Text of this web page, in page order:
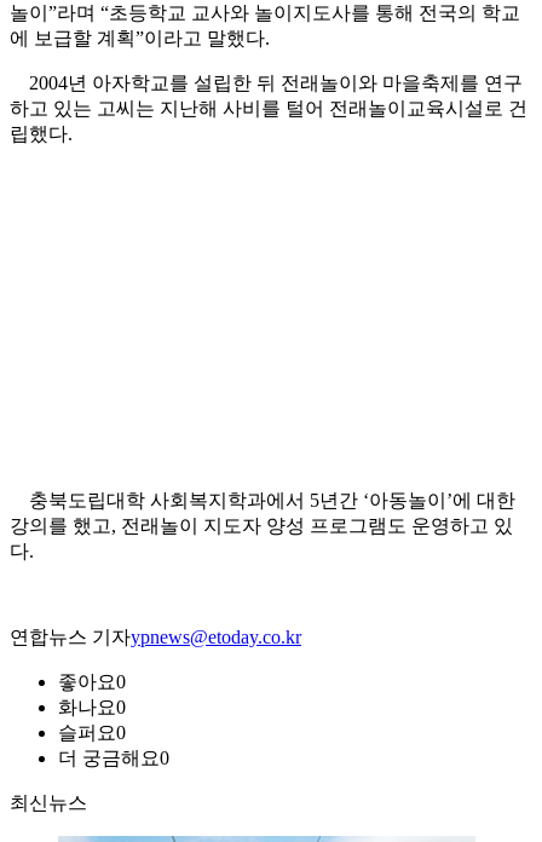
놀이”라며 “초등학교 교사와 놀이지도사를 통해 전국의 학교
에 보급할 계획”이라고 말했다.
2004년 아자학교를 설립한 뒤 전래놀이와 마을축제를 연구
하고 있는 고씨는 지난해 사비를 털어 전래놀이교육시설로 건
립했다.
충북도립대학 사회복지학과에서 5년간 ‘아동놀이’에 대한
강의를 했고, 전래놀이 지도자 양성 프로그램도 운영하고 있
다.
연합뉴스 기자ypnews@etoday.co.kr
좋아요0
화나요0
슬퍼요0
더 궁금해요0
최신뉴스